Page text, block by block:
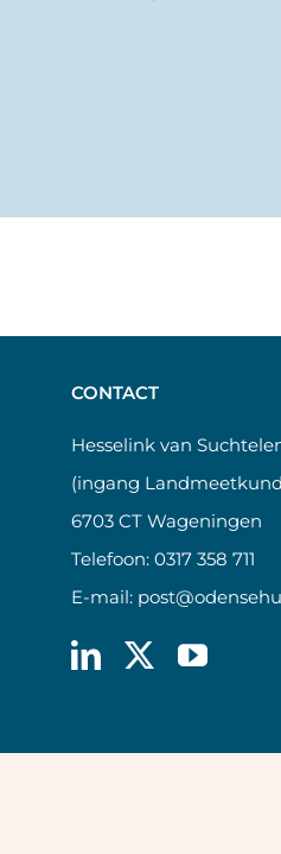
CONTACT
Hesselink van
(ingang
6703 CT Wageningen
Telefoon: 0317 358 711
E-mail: